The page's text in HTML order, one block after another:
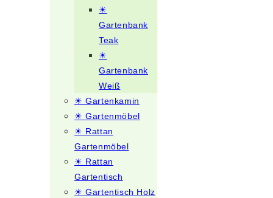
☀
Gartenbank
Teak
☀
Gartenbank
Weiß
☀ Gartenkamin
☀ Gartenmöbel
☀ Rattan
Gartenmöbel
☀ Rattan
Gartentisch
☀ Gartentisch Holz